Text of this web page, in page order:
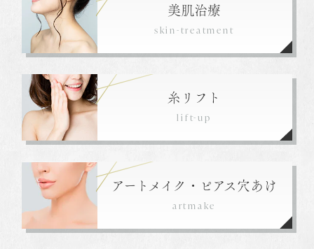
美肌治療
skin-treatment
糸リフト
lift-up
アートメイク・ピアス穴あけ
artmake